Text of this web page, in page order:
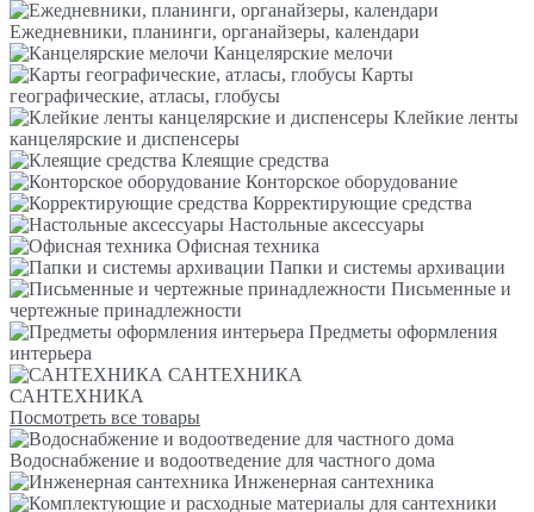
Ежедневники, планинги, органайзеры, календари
Канцелярские мелочи
Карты
географические, атласы, глобусы
Клейкие ленты
канцелярские и диспенсеры
Клеящие средства
Конторское оборудование
Корректирующие средства
Настольные аксессуары
Офисная техника
Папки и системы архивации
Письменные и
чертежные принадлежности
Предметы оформления
интерьера
САНТЕХНИКА
САНТЕХНИКА
Посмотреть все товары
Водоснабжение и водоотведение для частного дома
Инженерная сантехника